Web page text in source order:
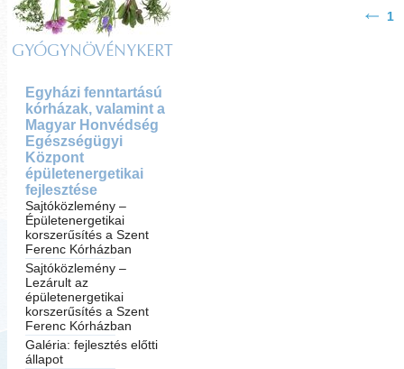
GYÓGYNÖVÉNYKERT
Egyházi fenntartású
kórházak, valamint a
Magyar Honvédség
Egészségügyi
Központ
épületenergetikai
fejlesztése
Sajtóközlemény –
Épületenergetikai
korszerűsítés a Szent
Ferenc Kórházban
Sajtóközlemény –
Lezárult az
épületenergetikai
korszerűsítés a Szent
Ferenc Kórházban
Galéria: fejlesztés előtti
állapot
1